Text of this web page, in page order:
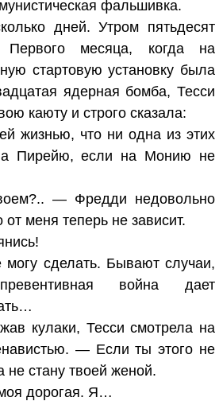
фальшивка.
дней. Утром пятьдесят
Первого месяца, когда на
стартовую установку была
ядерная бомба, Тесси
каюту и строго сказала:
жизнью, что ни одна из этих
Пирейю, если на Монию не
— Фредди недовольно
меня теперь не зависит.
сделать. Бывают случаи,
война дает
кулаки, Тесси смотрела на
— Если ты этого не
не стану твоей женой.
дорогая. Я…